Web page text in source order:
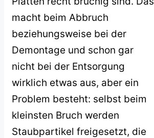
macht beim Abbruch
beziehungsweise bei der
Demontage und schon gar
nicht bei der Entsorgung
wirklich etwas aus, aber ein
Problem besteht: selbst beim
kleinsten Bruch werden
Staubpartikel freigesetzt, die